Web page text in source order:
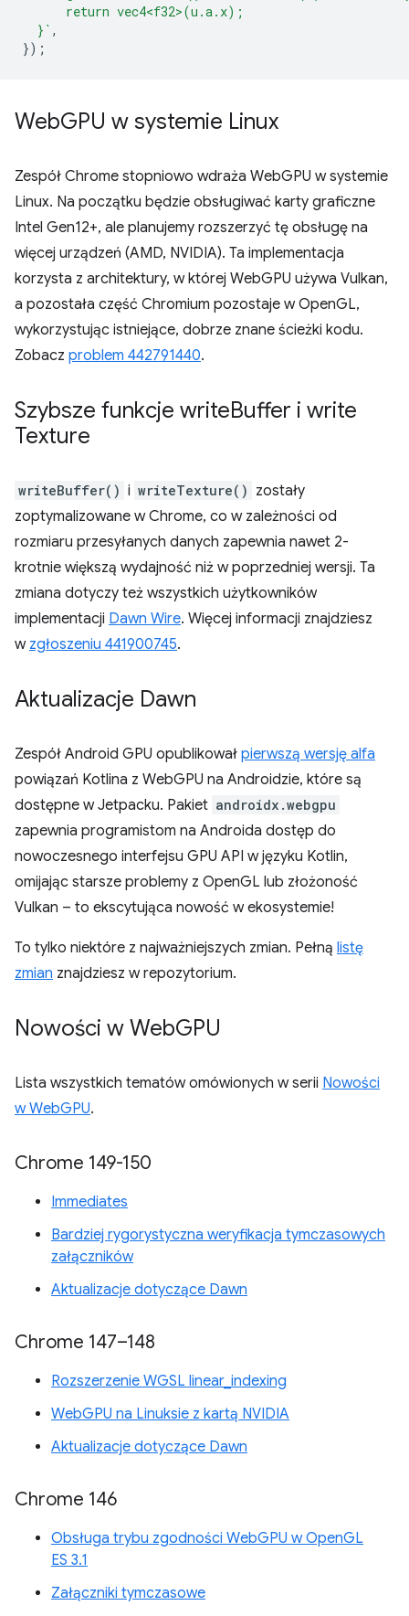
      return vec4<f32>(u.a.x);
  }`
,
});
WebGPU w systemie Linux
Zespół Chrome stopniowo wdraża WebGPU w systemie
Linux. Na początku będzie obsługiwać karty graficzne
Intel Gen12+, ale planujemy rozszerzyć tę obsługę na
więcej urządzeń (AMD, NVIDIA). Ta implementacja
korzysta z architektury, w której WebGPU używa Vulkan,
a pozostała część Chromium pozostaje w OpenGL,
wykorzystując istniejące, dobrze znane ścieżki kodu.
Zobacz problem 442791440.
Szybsze funkcje writeBuffer i write
Texture
writeBuffer() i writeTexture() zostały
zoptymalizowane w Chrome, co w zależności od
rozmiaru przesyłanych danych zapewnia nawet 2-
krotnie większą wydajność niż w poprzedniej wersji. Ta
zmiana dotyczy też wszystkich użytkowników
implementacji Dawn Wire. Więcej informacji znajdziesz
w zgłoszeniu 441900745.
Aktualizacje Dawn
Zespół Android GPU opublikował pierwszą wersję alfa
powiązań Kotlina z WebGPU na Androidzie, które są
dostępne w Jetpacku. Pakiet androidx.webgpu
zapewnia programistom na Androida dostęp do
nowoczesnego interfejsu GPU API w języku Kotlin,
omijając starsze problemy z OpenGL lub złożoność
Vulkan – to ekscytująca nowość w ekosystemie!
To tylko niektóre z najważniejszych zmian. Pełną listę
zmian znajdziesz w repozytorium.
Nowości w WebGPU
Lista wszystkich tematów omówionych w serii Nowości
w WebGPU.
Chrome 149-150
Immediates
Bardziej rygorystyczna weryfikacja tymczasowych
załączników
Aktualizacje dotyczące Dawn
Chrome 147–148
Rozszerzenie WGSL linear_indexing
WebGPU na Linuksie z kartą NVIDIA
Aktualizacje dotyczące Dawn
Chrome 146
Obsługa trybu zgodności WebGPU w OpenGL
ES 3.1
Załączniki tymczasowe